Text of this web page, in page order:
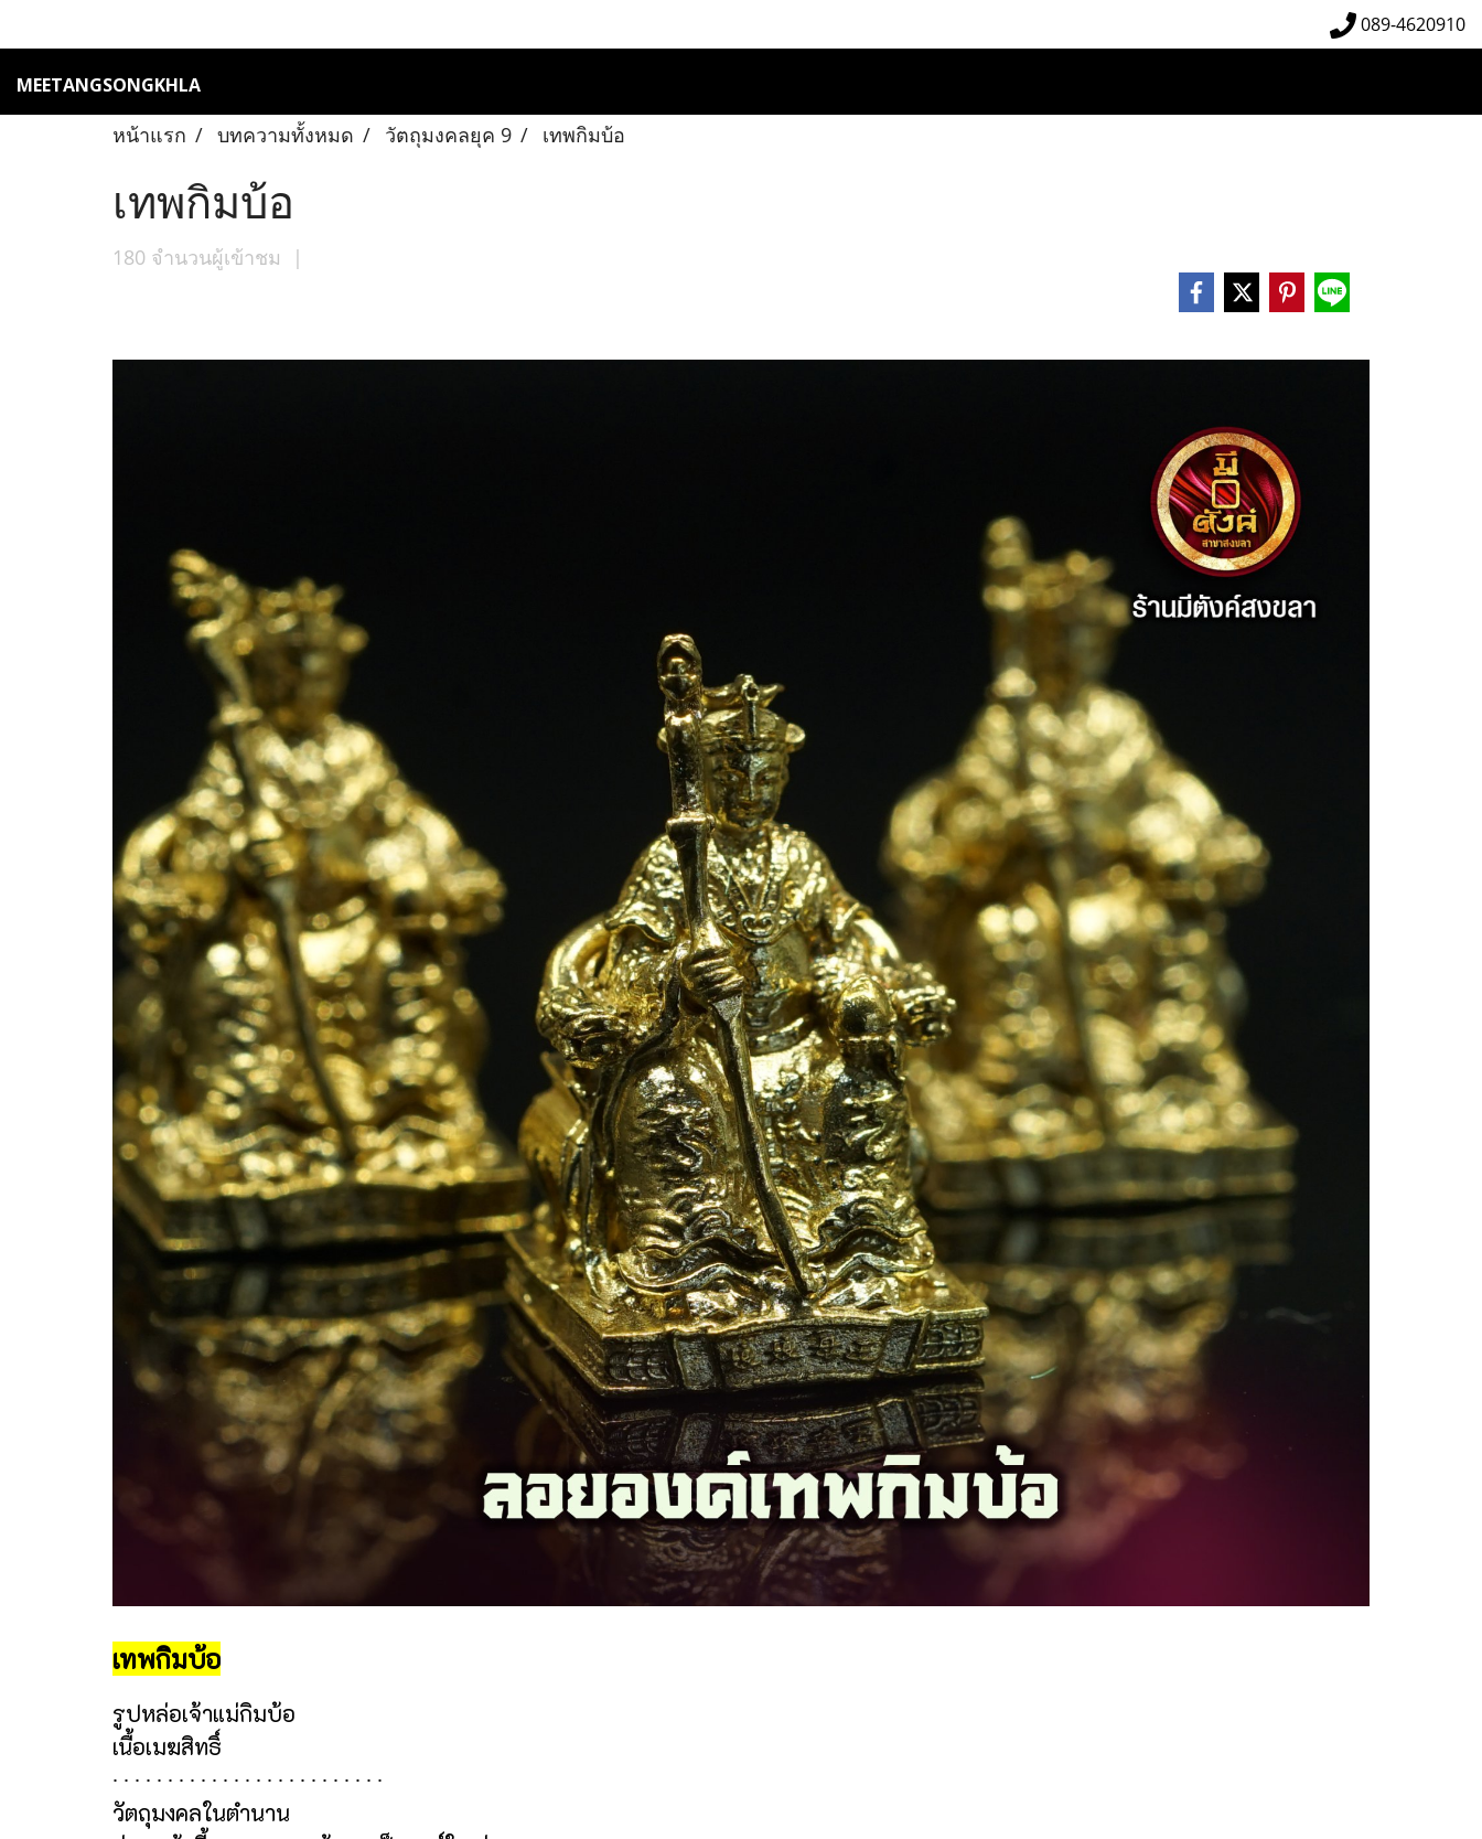
089-4620910
MEETANGSONGKHLA
หน้าแรก บทความทั้งหมด วัตถุมงคลยุค 9 เทพกิมบ้อ
เทพกิมบ้อ
180 จำนวนผู้เข้าชม |
เทพกิมบ้อ
รูปหล่อเจ้าแม่กิมบ้อ
เนื้อเมฆสิทธิ์
∙ ∙ ∙ ∙ ∙ ∙ ∙ ∙ ∙ ∙ ∙ ∙ ∙ ∙ ∙ ∙ ∙ ∙ ∙ ∙ ∙ ∙ ∙ ∙ ∙
วัตถุมงคลในตำนาน